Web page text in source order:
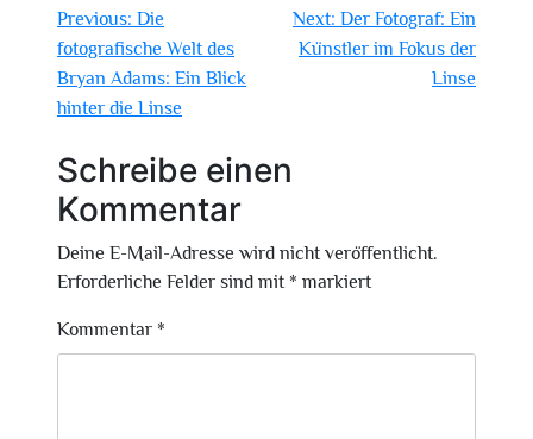
Beitragsnavigation
Previous: Die
fotografische Welt des
Bryan Adams: Ein Blick
hinter die Linse
Next: Der Fotograf: Ein
Künstler im Fokus der
Linse
Schreibe einen
Kommentar
Deine E-Mail-Adresse wird nicht veröffentlicht.
Erforderliche Felder sind mit * markiert
Kommentar *